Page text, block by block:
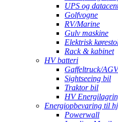
UPS og
Golfvogne
RV/Marine
Gulv maskine
Elektrisk
Rack & kabinet
HV batteri
Gaffeltruck/AGV
Sightseeing bil
Traktor bil
HV
Energiopbevaring til
Powerwall